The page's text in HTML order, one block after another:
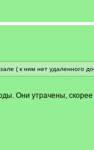
( к ним нет удаленного
Они утрачены, скорее